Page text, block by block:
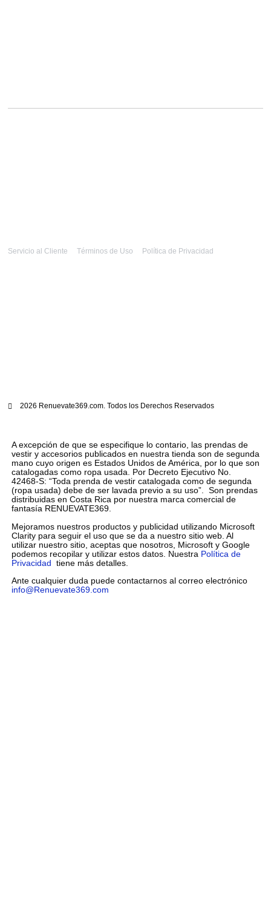
2026 Renuevate369.com. Todos los Derechos Reservados
Servicio al Cliente Términos de Uso Política de Privacidad
A excepción de que se especifique lo contario, las prendas de
vestir y accesorios publicados en nuestra tienda son de segunda
mano cuyo origen es Estados Unidos de América, por lo que son
catalogadas como ropa usada. Por Decreto Ejecutivo No.
42468-S: “Toda prenda de vestir catalogada como de segunda
(ropa usada) debe de ser lavada previo a su uso”. Son prendas
distribuidas en Costa Rica por nuestra marca comercial de
fantasía RENUEVATE369.
Mejoramos nuestros productos y publicidad utilizando Microsoft
Clarity para seguir el uso que se da a nuestro sitio web. Al
utilizar nuestro sitio, aceptas que nosotros, Microsoft y Google
podemos recopilar y utilizar estos datos. Nuestra Política de
Privacidad tiene más detalles.
Ante cualquier duda puede contactarnos al correo electrónico
info@Renuevate369.com